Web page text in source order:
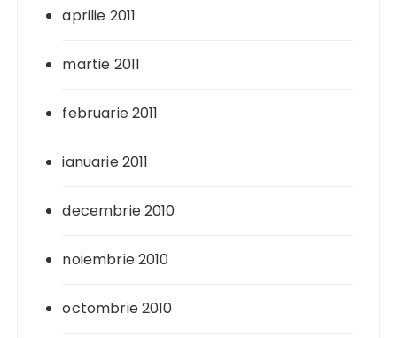
aprilie 2011
martie 2011
februarie 2011
ianuarie 2011
decembrie 2010
noiembrie 2010
octombrie 2010